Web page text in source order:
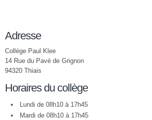
Adresse
Collège Paul Klee
14 Rue du Pavé de Grignon
94320 Thiais
Horaires du collège
Lundi de 08h10 à 17h45
Mardi de 08h10 à 17h45